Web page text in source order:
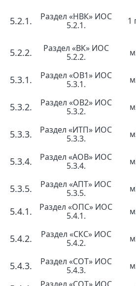
5.2.1.
Раздел «НВК» ИОС
5.2.1.
1
5.2.2.
Раздел «ВК» ИОС
5.2.2.
5.3.1.
Раздел «ОВ1» ИОС
5.3.1.
5.3.2.
Раздел «ОВ2» ИОС
5.3.2.
5.3.3.
Раздел «ИТП» ИОС
5.3.3.
5.3.4.
Раздел «АОВ» ИОС
5.3.4.
5.3.5.
Раздел «АПТ» ИОС
5.3.5.
5.4.1.
Раздел «ОПС» ИОС
5.4.1.
5.4.2.
Раздел «СКС» ИОС
5.4.2.
5.4.3.
Раздел «СОТ» ИОС
5.4.3.